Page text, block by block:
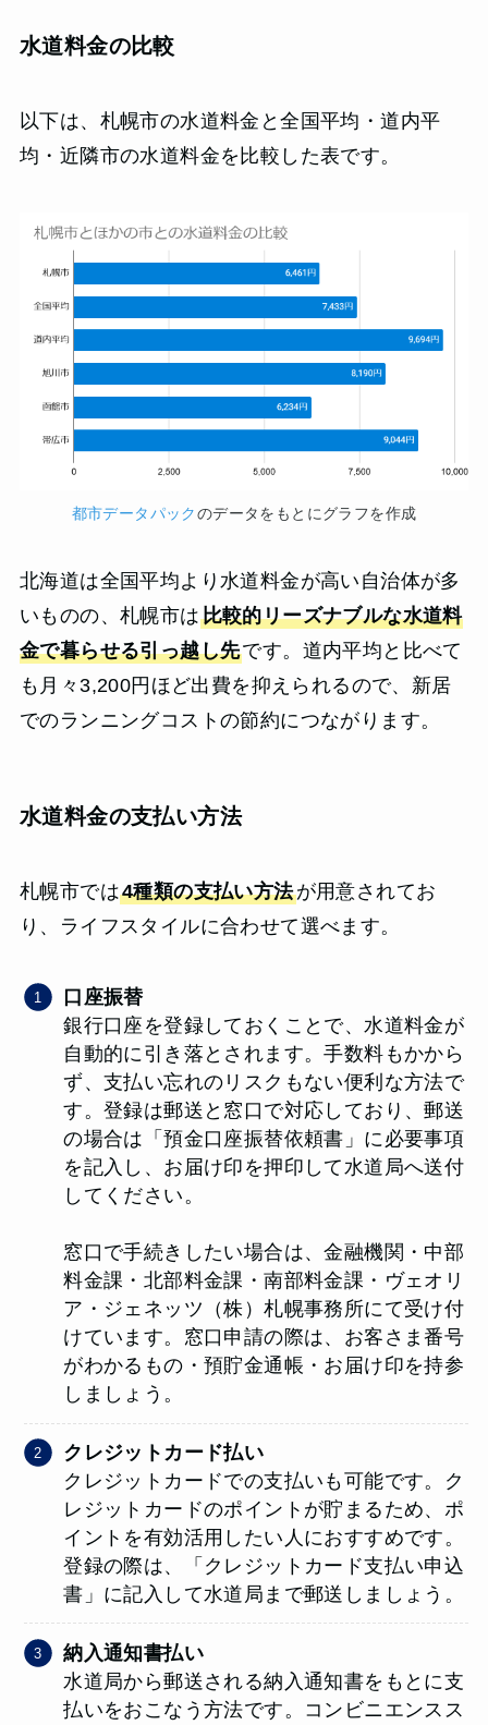
水道料金の比較
以下は、札幌市の水道料金と全国平均・道内平
均・近隣市の水道料金を比較した表です。
都市データパックのデータをもとにグラフを作成
北海道は全国平均より水道料金が高い自治体が多
いものの、札幌市は比較的リーズナブルな水道料
金で暮らせる引っ越し先です。道内平均と比べて
も月々3,200円ほど出費を抑えられるので、新居
でのランニングコストの節約につながります。
水道料金の支払い方法
札幌市では4種類の支払い方法が用意されてお
り、ライフスタイルに合わせて選べます。
口座振替
銀行口座を登録しておくことで、水道料金が
自動的に引き落とされます。手数料もかから
ず、支払い忘れのリスクもない便利な方法で
す。登録は郵送と窓口で対応しており、郵送
の場合は「預金口座振替依頼書」に必要事項
を記入し、お届け印を押印して水道局へ送付
してください。
窓口で手続きしたい場合は、金融機関・中部
料金課・北部料金課・南部料金課・ヴェオリ
ア・ジェネッツ（株）札幌事務所にて受け付
けています。窓口申請の際は、お客さま番号
がわかるもの・預貯金通帳・お届け印を持参
しましょう。
クレジットカード払い
クレジットカードでの支払いも可能です。ク
レジットカードのポイントが貯まるため、ポ
イントを有効活用したい人におすすめです。
登録の際は、「クレジットカード支払い申込
書」に記入して水道局まで郵送しましょう。
納入通知書払い
水道局から郵送される納入通知書をもとに支
払いをおこなう方法です。コンビニエンスス